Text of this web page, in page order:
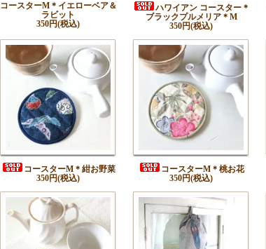
コースターM＊イエローベア＆
ラビット
350円(税込)
ハワイアン コースター＊
ブラックプルメリア＊M
350円(税込)
コースターM＊紺お野菜
350円(税込)
コースターM＊桃お花
350円(税込)